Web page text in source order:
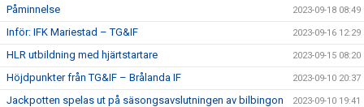
Påminnelse 2023-09-18 08:49
Inför: IFK Mariestad – TG&IF 2023-09-16 12:29
HLR utbildning med hjärtstartare 2023-09-15 08:20
Höjdpunkter från TG&IF – Brålanda IF 2023-09-10 20:37
Jackpotten spelas ut på säsongsavslutningen av bilbingon 2023-09-10 19:41